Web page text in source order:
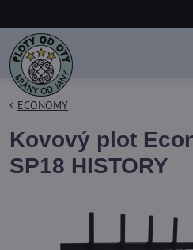
ECONOMY
Kovový plot
SP18 HISTORY